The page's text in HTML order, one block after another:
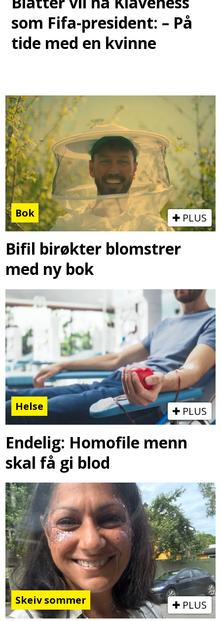
som Fifa-president: – På
tide med en kvinne
Bok PLUS
Bifil birøkter blomstrer
med ny bok
Helse PLUS
Endelig: Homofile menn
skal få gi blod
Skeiv sommer PLUS